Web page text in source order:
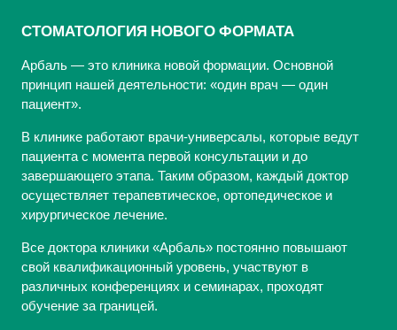
СТОМАТОЛОГИЯ НОВОГО ФОРМАТА
Арбаль — это клиника новой формации. Основной
принцип нашей деятельности: «один врач — один
пациент».
В клинике работают врачи-универсалы, которые ведут
пациента с момента первой консультации и до
завершающего этапа. Таким образом, каждый доктор
осуществляет терапевтическое, ортопедическое и
хирургическое лечение.
Все доктора клиники «Арбаль» постоянно повышают
свой квалификационный уровень, участвуют в
различных конференциях и семинарах, проходят
обучение за границей.